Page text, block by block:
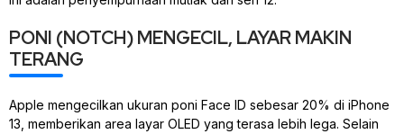
PONI (NOTCH) MENGECIL, LAYAR MAKIN
TERANG
Apple mengecilkan ukuran poni Face ID sebesar 20% di iPhone
13, memberikan area layar OLED yang terasa lebih lega. Selain